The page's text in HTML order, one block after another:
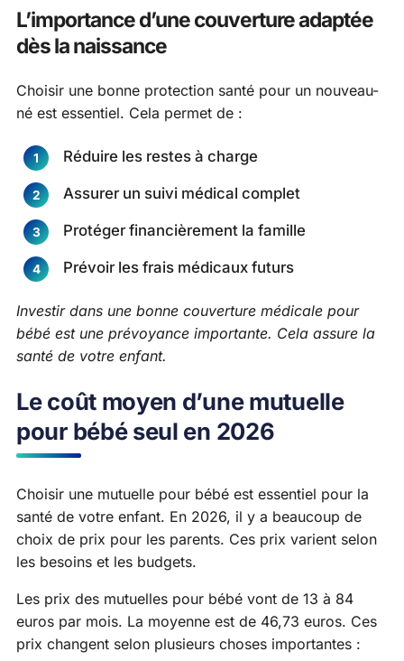
L’importance d’une couverture adaptée
dès la naissance
Choisir une bonne protection santé pour un nouveau-
né est essentiel. Cela permet de :
Réduire les restes à charge
Assurer un suivi médical complet
Protéger financièrement la famille
Prévoir les frais médicaux futurs
Investir dans une bonne couverture médicale pour
bébé est une prévoyance importante. Cela assure la
santé de votre enfant.
Le coût moyen d’une mutuelle
pour bébé seul en 2026
Choisir une mutuelle pour bébé est essentiel pour la
santé de votre enfant. En 2026, il y a beaucoup de
choix de prix pour les parents. Ces prix varient selon
les besoins et les budgets.
Les prix des mutuelles pour bébé vont de 13 à 84
euros par mois. La moyenne est de 46,73 euros. Ces
prix changent selon plusieurs choses importantes :